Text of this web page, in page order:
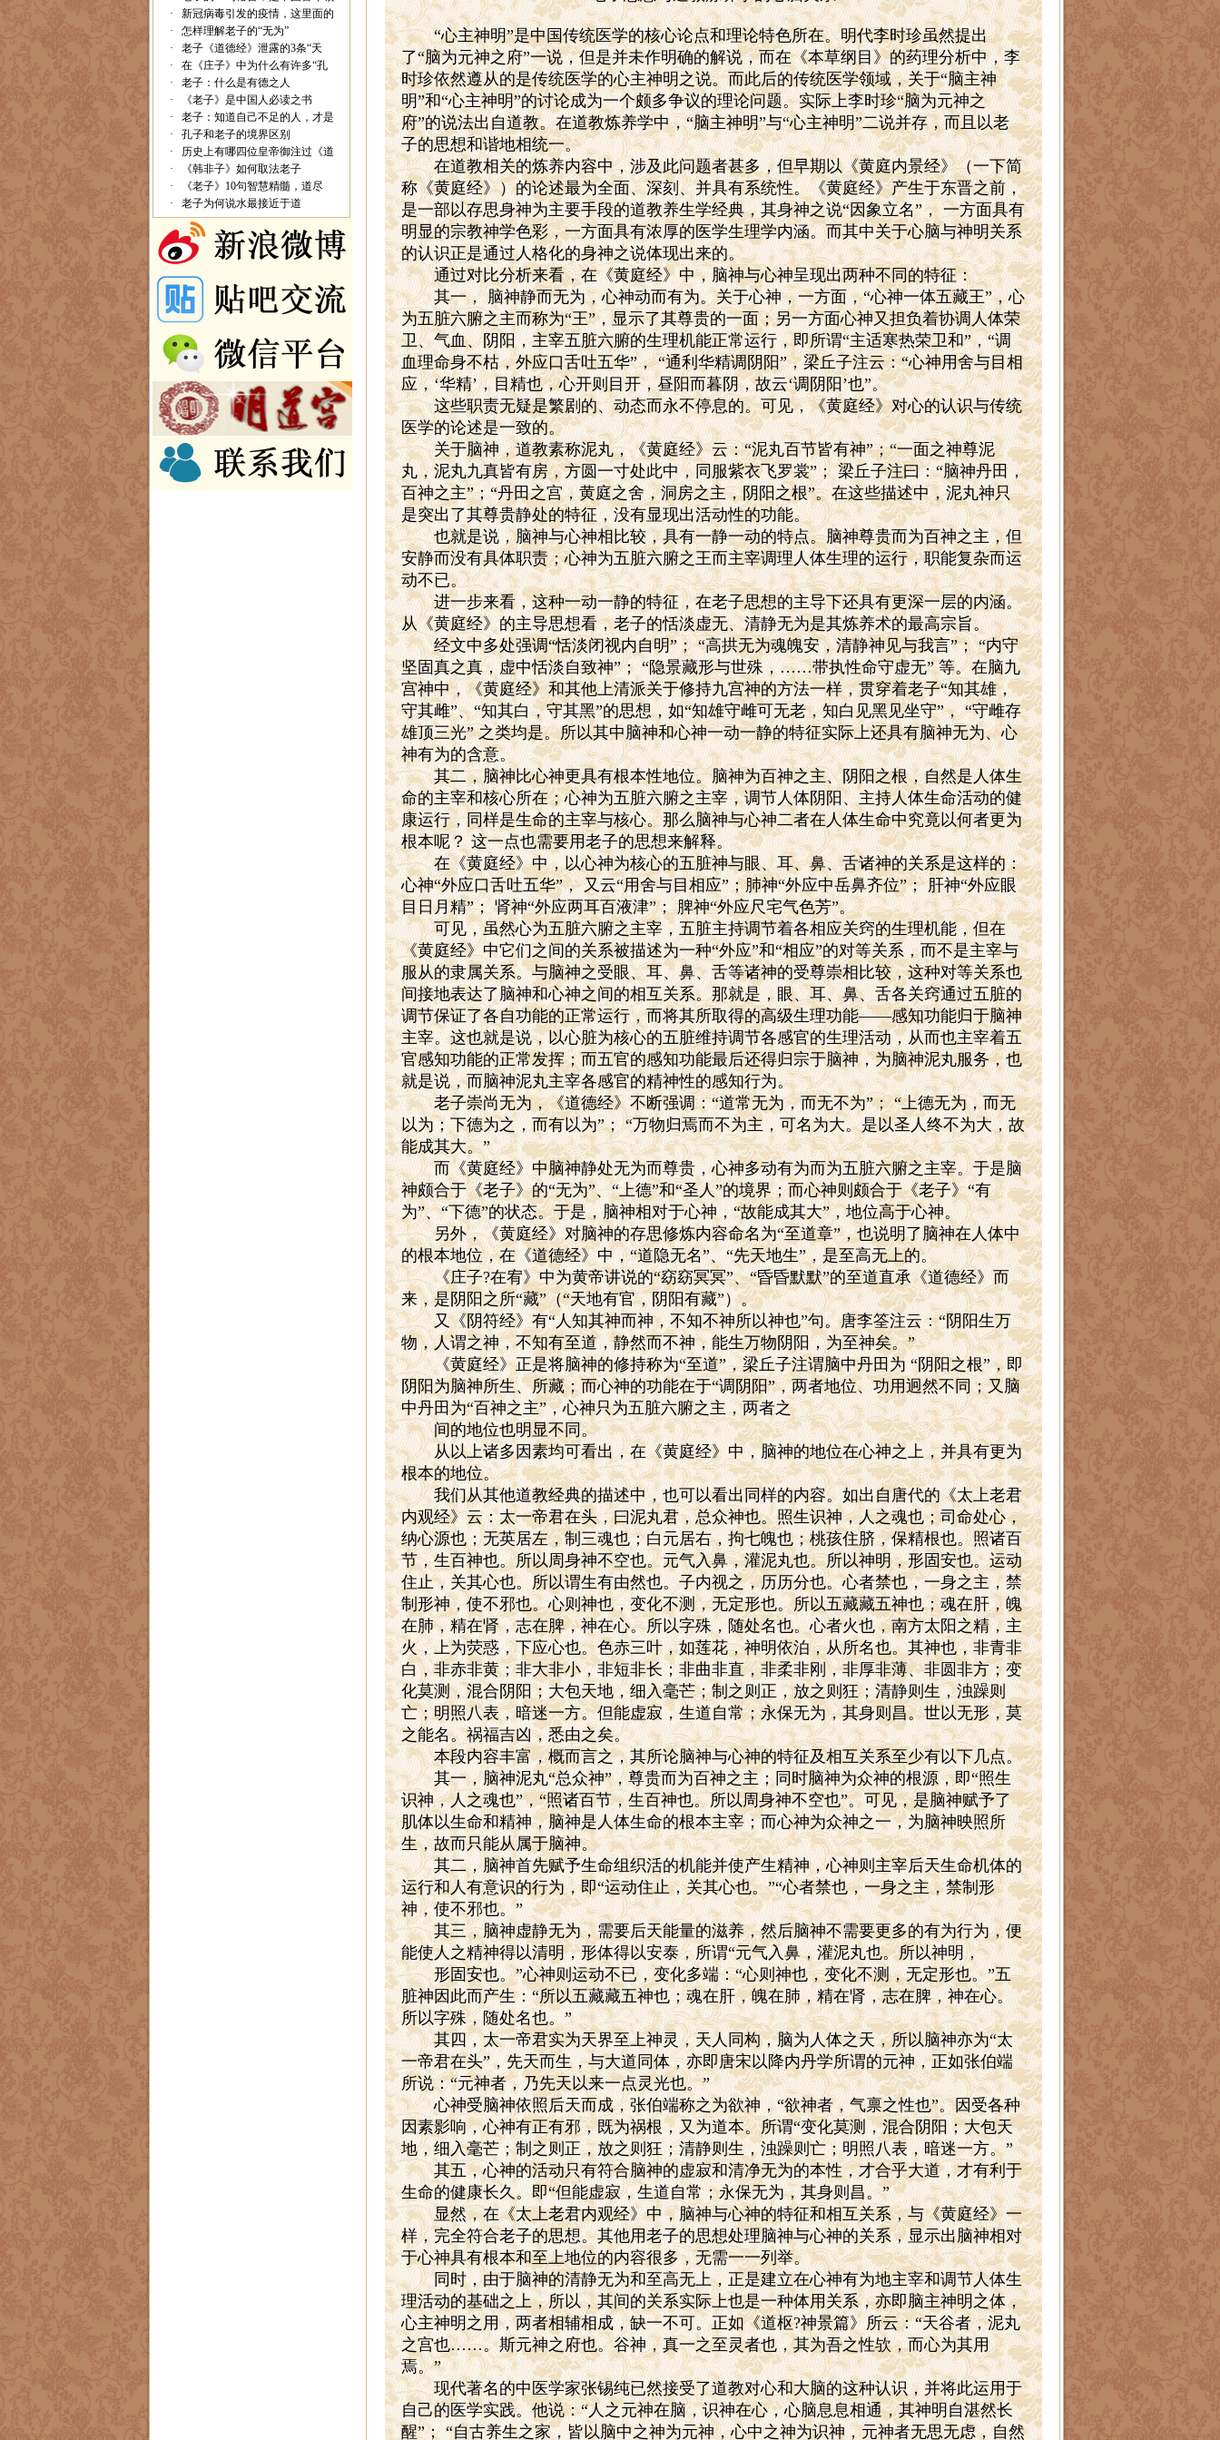
·
新冠病毒引发的疫情，这里面的
·
怎样理解老子的“无为”
·
老子《道德经》泄露的3条“天
·
在《庄子》中为什么有许多“孔
·
老子：什么是有德之人
·
《老子》是中国人必读之书
·
老子：知道自己不足的人，才是
·
孔子和老子的境界区别
·
历史上有哪四位皇帝御注过《道
·
《韩非子》如何取法老子
·
《老子》10句智慧精髓，道尽
·
老子为何说水最接近于道
“心主神明”是中国传统医学的核心论点和理论特色所在。明代李时珍虽然提出
了“脑为元神之府”一说，但是并未作明确的解说，而在《本草纲目》的药理分析中，李
时珍依然遵从的是传统医学的心主神明之说。而此后的传统医学领域，关于“脑主神
明”和“心主神明”的讨论成为一个颇多争议的理论问题。实际上李时珍“脑为元神之
府”的说法出自道教。在道教炼养学中，“脑主神明”与“心主神明”二说并存，而且以老
子的思想和谐地相统一。
在道教相关的炼养内容中，涉及此问题者甚多，但早期以《黄庭内景经》（一下简
称《黄庭经》）的论述最为全面、深刻、并具有系统性。《黄庭经》产生于东晋之前，
是一部以存思身神为主要手段的道教养生学经典，其身神之说“因象立名”， 一方面具有
明显的宗教神学色彩，一方面具有浓厚的医学生理学内涵。而其中关于心脑与神明关系
的认识正是通过人格化的身神之说体现出来的。
通过对比分析来看，在《黄庭经》中，脑神与心神呈现出两种不同的特征：
其一， 脑神静而无为，心神动而有为。关于心神，一方面，“心神一体五藏王”，心
为五脏六腑之主而称为“王”，显示了其尊贵的一面；另一方面心神又担负着协调人体荣
卫、气血、阴阳，主宰五脏六腑的生理机能正常运行，即所谓“主适寒热荣卫和”，“调
血理命身不枯，外应口舌吐五华”， “通利华精调阴阳”，梁丘子注云：“心神用舍与目相
应，‘华精’，目精也，心开则目开，昼阳而暮阴，故云‘调阴阳’也”。
这些职责无疑是繁剧的、动态而永不停息的。可见，《黄庭经》对心的认识与传统
医学的论述是一致的。
关于脑神，道教素称泥丸，《黄庭经》云：“泥丸百节皆有神”；“一面之神尊泥
丸，泥丸九真皆有房，方圆一寸处此中，同服紫衣飞罗裳”； 梁丘子注曰：“脑神丹田，
百神之主”；“丹田之宫，黄庭之舍，洞房之主，阴阳之根”。在这些描述中，泥丸神只
是突出了其尊贵静处的特征，没有显现出活动性的功能。
也就是说，脑神与心神相比较，具有一静一动的特点。脑神尊贵而为百神之主，但
安静而没有具体职责；心神为五脏六腑之王而主宰调理人体生理的运行，职能复杂而运
动不已。
进一步来看，这种一动一静的特征，在老子思想的主导下还具有更深一层的内涵。
从《黄庭经》的主导思想看，老子的恬淡虚无、清静无为是其炼养术的最高宗旨。
经文中多处强调“恬淡闭视内自明”； “高拱无为魂魄安，清静神见与我言”； “内守
坚固真之真，虚中恬淡自致神”； “隐景藏形与世殊，……带执性命守虚无” 等。在脑九
宫神中，《黄庭经》和其他上清派关于修持九宫神的方法一样，贯穿着老子“知其雄，
守其雌”、“知其白，守其黑”的思想，如“知雄守雌可无老，知白见黑见坐守”， “守雌存
雄顶三光” 之类均是。所以其中脑神和心神一动一静的特征实际上还具有脑神无为、心
神有为的含意。
其二，脑神比心神更具有根本性地位。脑神为百神之主、阴阳之根，自然是人体生
命的主宰和核心所在；心神为五脏六腑之主宰，调节人体阴阳、主持人体生命活动的健
康运行，同样是生命的主宰与核心。那么脑神与心神二者在人体生命中究竟以何者更为
根本呢？ 这一点也需要用老子的思想来解释。
在《黄庭经》中，以心神为核心的五脏神与眼、耳、鼻、舌诸神的关系是这样的：
心神“外应口舌吐五华”， 又云“用舍与目相应”；肺神“外应中岳鼻齐位”； 肝神“外应眼
目日月精”； 肾神“外应两耳百液津”； 脾神“外应尺宅气色芳”。
可见，虽然心为五脏六腑之主宰，五脏主持调节着各相应关窍的生理机能，但在
《黄庭经》中它们之间的关系被描述为一种“外应”和“相应”的对等关系，而不是主宰与
服从的隶属关系。与脑神之受眼、耳、鼻、舌等诸神的受尊崇相比较，这种对等关系也
间接地表达了脑神和心神之间的相互关系。那就是，眼、耳、鼻、舌各关窍通过五脏的
调节保证了各自功能的正常运行，而将其所取得的高级生理功能——感知功能归于脑神
主宰。这也就是说，以心脏为核心的五脏维持调节各感官的生理活动，从而也主宰着五
官感知功能的正常发挥；而五官的感知功能最后还得归宗于脑神，为脑神泥丸服务，也
就是说，而脑神泥丸主宰各感官的精神性的感知行为。
老子崇尚无为，《道德经》不断强调：“道常无为，而无不为”； “上德无为，而无
以为；下德为之，而有以为”； “万物归焉而不为主，可名为大。是以圣人终不为大，故
能成其大。”
而《黄庭经》中脑神静处无为而尊贵，心神多动有为而为五脏六腑之主宰。于是脑
神颇合于《老子》的“无为”、“上德”和“圣人”的境界；而心神则颇合于《老子》“有
为”、“下德”的状态。于是，脑神相对于心神，“故能成其大”，地位高于心神。
另外，《黄庭经》对脑神的存思修炼内容命名为“至道章”，也说明了脑神在人体中
的根本地位，在《道德经》中，“道隐无名”、“先天地生”，是至高无上的。
《庄子?在宥》中为黄帝讲说的“窈窈冥冥”、“昏昏默默”的至道直承《道德经》而
来，是阴阳之所“藏”（“天地有官，阴阳有藏”）。
又《阴符经》有“人知其神而神，不知不神所以神也”句。唐李筌注云：“阴阳生万
物，人谓之神，不知有至道，静然而不神，能生万物阴阳，为至神矣。”
《黄庭经》正是将脑神的修持称为“至道”，梁丘子注谓脑中丹田为 “阴阳之根”，即
阴阳为脑神所生、所藏；而心神的功能在于“调阴阳”，两者地位、功用迥然不同；又脑
中丹田为“百神之主”，心神只为五脏六腑之主，两者之
间的地位也明显不同。
从以上诸多因素均可看出，在《黄庭经》中，脑神的地位在心神之上，并具有更为
根本的地位。
我们从其他道教经典的描述中，也可以看出同样的内容。如出自唐代的《太上老君
内观经》云：太一帝君在头，曰泥丸君，总众神也。照生识神，人之魂也；司命处心，
纳心源也；无英居左，制三魂也；白元居右，拘七魄也；桃孩住脐，保精根也。照诸百
节，生百神也。所以周身神不空也。元气入鼻，灌泥丸也。所以神明，形固安也。运动
住止，关其心也。所以谓生有由然也。子内视之，历历分也。心者禁也，一身之主，禁
制形神，使不邪也。心则神也，变化不测，无定形也。所以五藏藏五神也；魂在肝，魄
在肺，精在肾，志在脾，神在心。所以字殊，随处名也。心者火也，南方太阳之精，主
火，上为荧惑，下应心也。色赤三叶，如莲花，神明依泊，从所名也。其神也，非青非
白，非赤非黄；非大非小，非短非长；非曲非直，非柔非刚，非厚非薄、非圆非方；变
化莫测，混合阴阳；大包天地，细入毫芒；制之则正，放之则狂；清静则生，浊躁则
亡；明照八表，暗迷一方。但能虚寂，生道自常；永保无为，其身则昌。世以无形，莫
之能名。祸福吉凶，悉由之矣。
本段内容丰富，概而言之，其所论脑神与心神的特征及相互关系至少有以下几点。
其一，脑神泥丸“总众神”，尊贵而为百神之主；同时脑神为众神的根源，即“照生
识神，人之魂也”，“照诸百节，生百神也。所以周身神不空也”。可见，是脑神赋予了
肌体以生命和精神，脑神是人体生命的根本主宰；而心神为众神之一，为脑神映照所
生，故而只能从属于脑神。
其二，脑神首先赋予生命组织活的机能并使产生精神，心神则主宰后天生命机体的
运行和人有意识的行为，即“运动住止，关其心也。”“心者禁也，一身之主，禁制形
神，使不邪也。”
其三，脑神虚静无为，需要后天能量的滋养，然后脑神不需要更多的有为行为，便
能使人之精神得以清明，形体得以安泰，所谓“元气入鼻，灌泥丸也。所以神明，
形固安也。”心神则运动不已，变化多端：“心则神也，变化不测，无定形也。”五
脏神因此而产生：“所以五藏藏五神也；魂在肝，魄在肺，精在肾，志在脾，神在心。
所以字殊，随处名也。”
其四，太一帝君实为天界至上神灵，天人同构，脑为人体之天，所以脑神亦为“太
一帝君在头”，先天而生，与大道同体，亦即唐宋以降内丹学所谓的元神，正如张伯端
所说：“元神者，乃先天以来一点灵光也。”
心神受脑神依照后天而成，张伯端称之为欲神，“欲神者，气禀之性也”。因受各种
因素影响，心神有正有邪，既为祸根，又为道本。所谓“变化莫测，混合阴阳；大包天
地，细入毫芒；制之则正，放之则狂；清静则生，浊躁则亡；明照八表，暗迷一方。”
其五，心神的活动只有符合脑神的虚寂和清净无为的本性，才合乎大道，才有利于
生命的健康长久。即“但能虚寂，生道自常；永保无为，其身则昌。”
显然，在《太上老君内观经》中，脑神与心神的特征和相互关系，与《黄庭经》一
样，完全符合老子的思想。其他用老子的思想处理脑神与心神的关系，显示出脑神相对
于心神具有根本和至上地位的内容很多，无需一一列举。
同时，由于脑神的清静无为和至高无上，正是建立在心神有为地主宰和调节人体生
理活动的基础之上，所以，其间的关系实际上也是一种体用关系，亦即脑主神明之体，
心主神明之用，两者相辅相成，缺一不可。正如《道枢?神景篇》所云：“天谷者，泥丸
之宫也……。斯元神之府也。谷神，真一之至灵者也，其为吾之性欤，而心为其用
焉。”
现代著名的中医学家张锡纯已然接受了道教对心和大脑的这种认识，并将此运用于
自己的医学实践。他说：“人之元神在脑，识神在心，心脑息息相通，其神明自湛然长
醒”； “自古养生之家，皆以脑中之神为元神，心中之神为识神，元神者无思无虑，自然